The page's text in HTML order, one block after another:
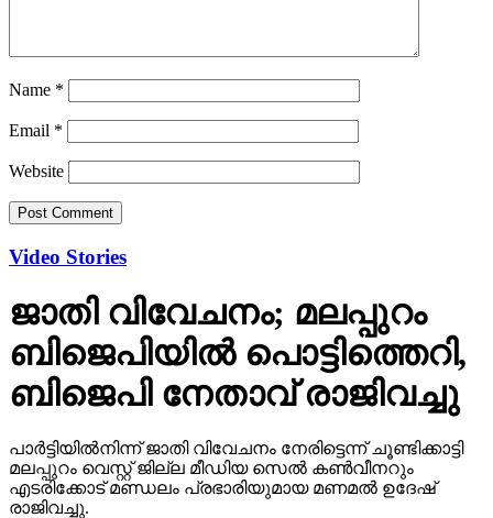
Name *
Email *
Website
Video Stories
ജാതി വിവേചനം; മലപ്പുറം
ബിജെപിയില്‍ പൊട്ടിത്തെറി,
ബിജെപി നേതാവ് രാജിവച്ചു
പാര്‍ട്ടിയില്‍നിന്ന് ജാതി വിവേചനം നേരിട്ടെന്ന് ചൂണ്ടിക്കാട്ടി
മലപ്പുറം വെസ്റ്റ് ജില്ല മീഡിയ സെല്‍ കണ്‍വീനറും
എടരിക്കോട് മണ്ഡലം പ്രഭാരിയുമായ മണമല്‍ ഉദേഷ്
രാജിവച്ചു.